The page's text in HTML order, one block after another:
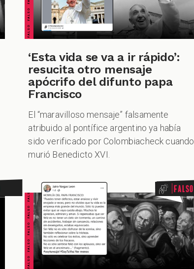
‘Esta vida se va a ir rápido’:
resucita otro mensaje
apócrifo del difunto papa
Francisco
El “maravilloso mensaje” falsamente
atribuido al pontífice argentino ya había
sido verificado por Colombiacheck cuando
murió Benedicto XVI.
FALSO FALSO FALSO FALSO FALSO FALSO FALSO Falso